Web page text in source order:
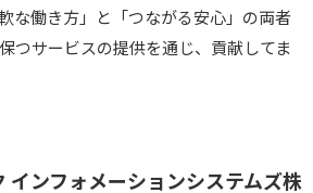
な働き方」と「つながる安心」の両者
つサービスの提供を通じ、貢献してま
インフォメーションシステムズ株